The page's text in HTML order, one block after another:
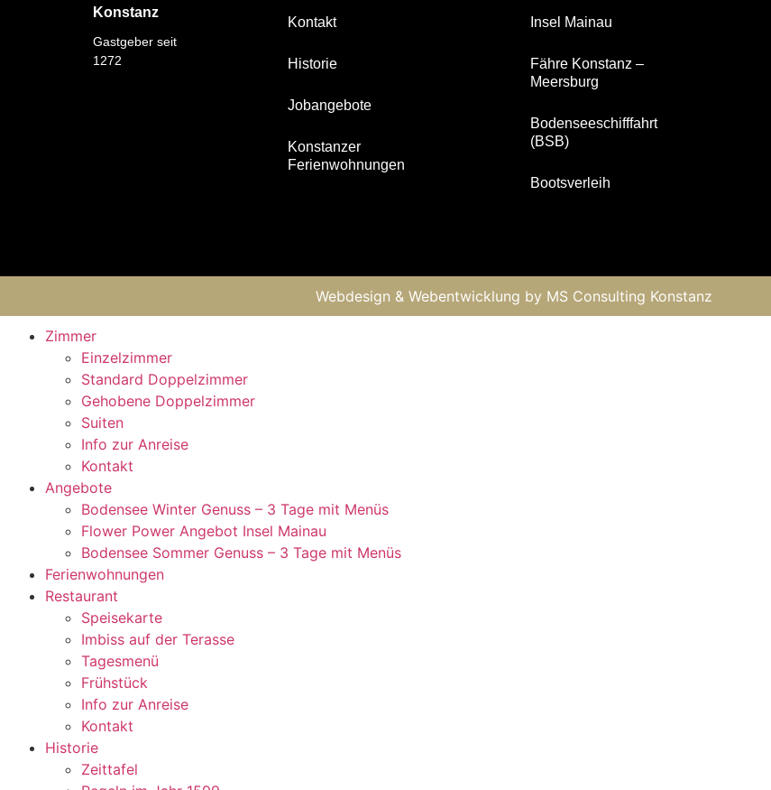
Konstanz
Gastgeber seit
1272
Kontakt
Historie
Jobangebote
Konstanzer
Ferienwohnungen
Insel Mainau
Fähre Konstanz –
Meersburg
Bodenseeschifffahrt
(BSB)
Bootsverleih
Webdesign & Webentwicklung by MS Consulting Konstanz
Zimmer
Einzelzimmer
Standard Doppelzimmer
Gehobene Doppelzimmer
Suiten
Info zur Anreise
Kontakt
Angebote
Bodensee Winter Genuss – 3 Tage mit Menüs
Flower Power Angebot Insel Mainau
Bodensee Sommer Genuss – 3 Tage mit Menüs
Ferienwohnungen
Restaurant
Speisekarte
Imbiss auf der Terasse
Tagesmenü
Frühstück
Info zur Anreise
Kontakt
Historie
Zeittafel